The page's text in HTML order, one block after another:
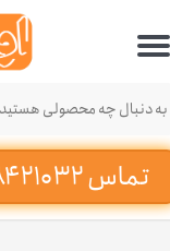
تماس ۳۲ ۲۱۰ ۲۸۴-۰۲۱‌
حساب کاربری من
تغییر گذر واژه
سفارشات
خروج از حساب کاربری